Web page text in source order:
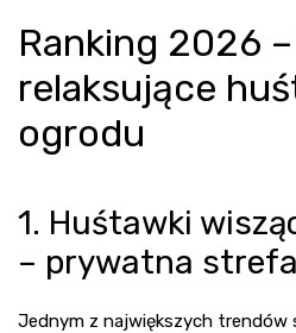
Ranking 2026 –
relaksujące
ogrodu
1. Huśtawki
– prywatna
Jednym z największych trendów